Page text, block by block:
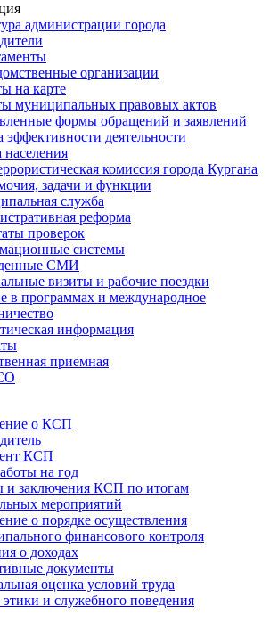
администрации города
организации
на карте
муниципальных правовых актов
формы обращений и заявлений
эффективности деятельности
населения
комиссия города Кургана
задачи и функции
служба
реформа
проверок
системы
СМИ
визиты и рабочие поездки
в программах и международное
информация
приемная
о КСП
КСП
на год
и заключения КСП по итогам
мероприятий
о порядке осуществления
финансового контроля
о доходах
документы
оценка условий труда
этики и служебного поведения